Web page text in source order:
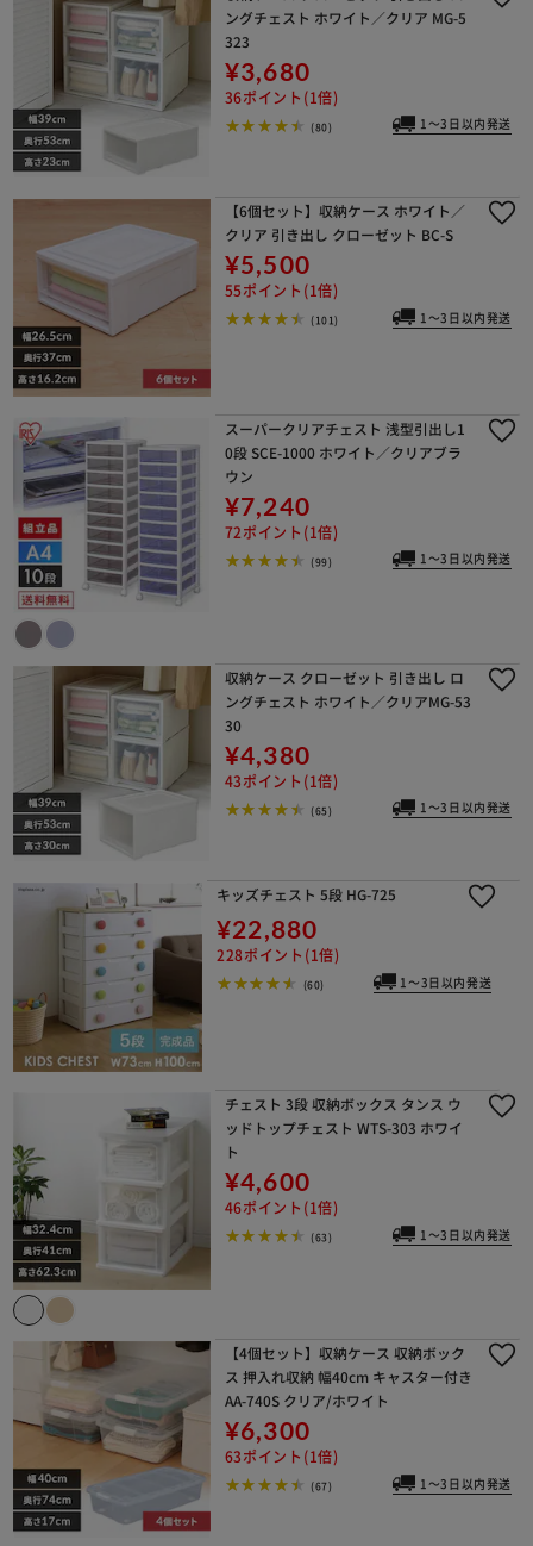
ングチェスト ホワイト／クリア MG-5
323
¥3,680
36ポイント(1倍)
(80) 1～3日以内発送
【6個セット】収納ケース ホワイト／
クリア 引き出し クローゼット BC-S
¥5,500
55ポイント(1倍)
(101) 1～3日以内発送
スーパークリアチェスト 浅型引出し1
0段 SCE-1000 ホワイト／クリアブラ
ウン
¥7,240
72ポイント(1倍)
(99) 1～3日以内発送
収納ケース クローゼット 引き出し ロ
ングチェスト ホワイト／クリアMG-53
30
¥4,380
43ポイント(1倍)
(65) 1～3日以内発送
キッズチェスト 5段 HG-725
¥22,880
228ポイント(1倍)
(60) 1～3日以内発送
チェスト 3段 収納ボックス タンス ウ
ッドトップチェスト WTS-303 ホワイ
ト
¥4,600
46ポイント(1倍)
(63) 1～3日以内発送
【4個セット】収納ケース 収納ボック
ス 押入れ収納 幅40cm キャスター付き
AA-740S クリア/ホワイト
¥6,300
63ポイント(1倍)
(67) 1～3日以内発送